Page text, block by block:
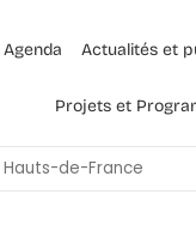
Agenda Actualités et
Projets et
de-France